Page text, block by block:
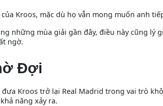
Kroos, mặc dù họ vẫn mong muốn anh
những mùa giải gần đây, điều này cũng lý
ngờ.
Đợi
Kroos trở lại Real Madrid trong vai trò
năng xảy ra.